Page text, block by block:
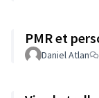
PMR et
Daniel Atlan